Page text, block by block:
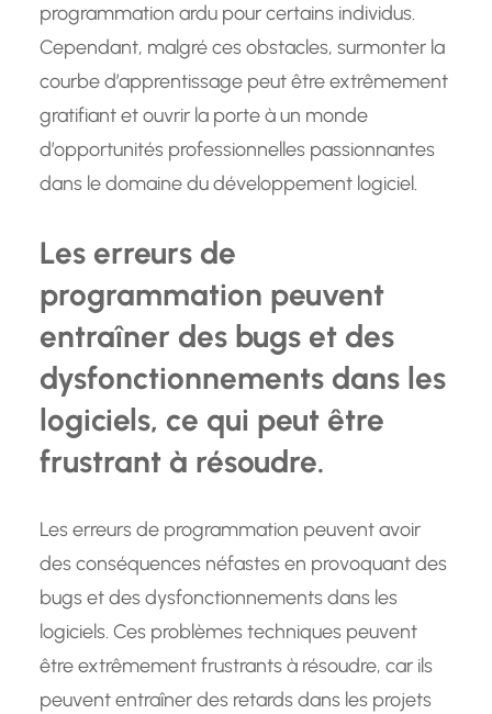
programmation ardu pour certains individus.
Cependant, malgré ces obstacles, surmonter la
courbe d’apprentissage peut être extrêmement
gratifiant et ouvrir la porte à un monde
d’opportunités professionnelles passionnantes
dans le domaine du développement logiciel.
Les erreurs de
programmation peuvent
entraîner des bugs et des
dysfonctionnements dans les
logiciels, ce qui peut être
frustrant à résoudre.
Les erreurs de programmation peuvent avoir
des conséquences néfastes en provoquant des
bugs et des dysfonctionnements dans les
logiciels. Ces problèmes techniques peuvent
être extrêmement frustrants à résoudre, car ils
peuvent entraîner des retards dans les projets